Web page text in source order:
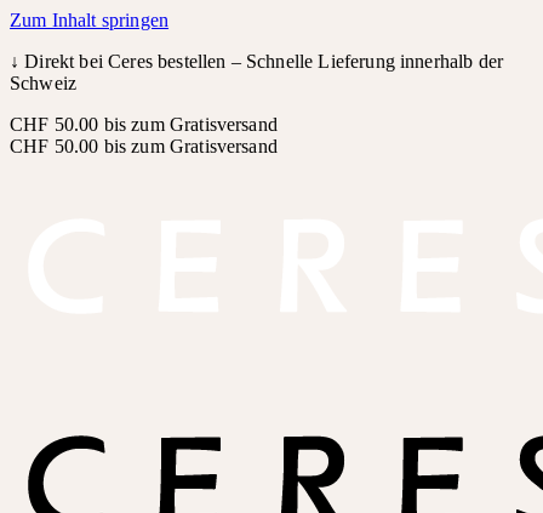
Zum Inhalt springen
↓Direkt bei Ceres bestellen – Schnelle Lieferung innerhalb der
Schweiz
CHF 50.00 bis zum Gratisversand
CHF 50.00 bis zum Gratisversand